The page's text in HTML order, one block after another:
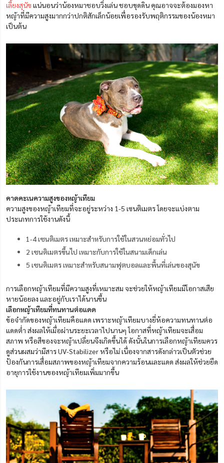
เลี้ยงสุนัข แน่นอนว่าน้องหมาชอบวิ่งเล่น ชอบขุดดิน คุณอาจจะต้องมองหา
หญ้าที่มีความสูงมากกว่าปกติสักเล็กน้อยเพื่อรองรับพฤติกรรมของน้องหมา
เป็นต้น
คาดคะเนความสูงของหญ้าเทียม
ความสูงของหญ้าเทียมที่จะอยู่ระหว่าง 1-5 เซนติเมตร โดยจะแบ่งตาม
ประเภทการใช้งานดังนี้
1-4 เซนติเมตร เหมาะสำหรับการใช้ในสวนหย่อมทั่วไป
2 เซนติเมตรขึ้นไป เหมาะกับการใช้ในสนามเด็กเล่น
5 เซนติเมตร เหมาะสำหรับสนามฟุตบอลและพื้นที่เล่นของสุนัข
การเลือกหญ้าเทียมที่มีความสูงที่เหมาะสม จะช่วยให้หญ้าเทียมมีโอกาสเสีย
หายน้อยลง และอยู่กับเราได้นานขึ้น
เลือกหญ้าเทียมที่ทนทานต่อแดด
ข้อจำกัดของหญ้าเทียมคือแดด เพราะหญ้าเทียมบางยี่ห้อความทนทานต่อ
แดดต่ำ ส่งผลให้เมื่อผ่านระยะเวลาไปนานๆ โอกาสที่หญ้าเทียมจะเสื่อม
สภาพ หรือสีของจะหญ้าเปลี่ยนจึงเกิดขึ้นได้ ดังนั้นในการเลือกหญ้าเทียมควร
ดูส่วนผสมว่ามีสาร UV-Stabilizer หรือไม่ เนื่องจากสารดังกล่าวเป็นตัวช่วย
ป้องกันการเสื่อมสภาพของหญ้าเทียมจากความร้อนและแดด ส่งผลให้ช่วยยืด
อายุการใช้งานของหญ้าเทียมเพิ่มมากขึ้น